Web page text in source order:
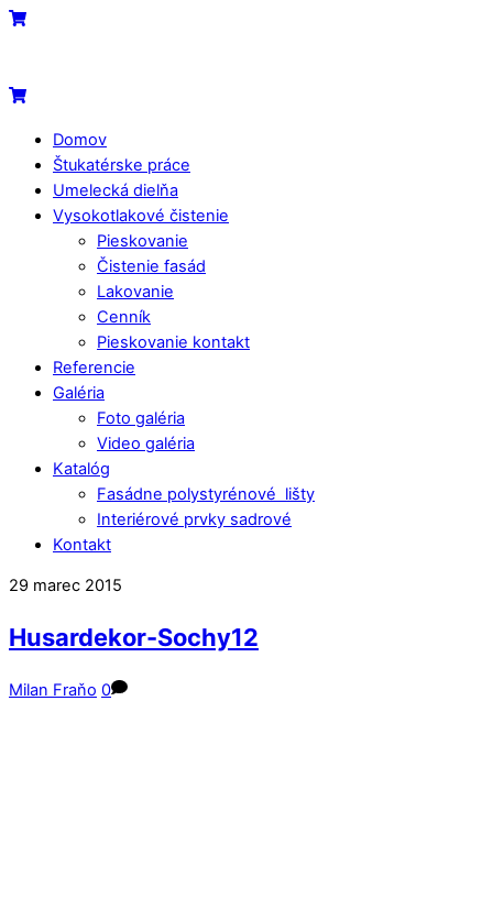
Skip
Menu
Cart
Cart
Domov
Štukatérske práce
Umelecká dielňa
Vysokotlakové čistenie
Pieskovanie
Čistenie fasád
Lakovanie
Cenník
Pieskovanie kontakt
Referencie
Galéria
Foto galéria
Video galéria
Katalóg
Fasádne polystyrénové lišty
Interiérové prvky sadrové
Kontakt
Close
Close
29 marec 2015
Husardekor-Sochy12
Milan Fraňo 0